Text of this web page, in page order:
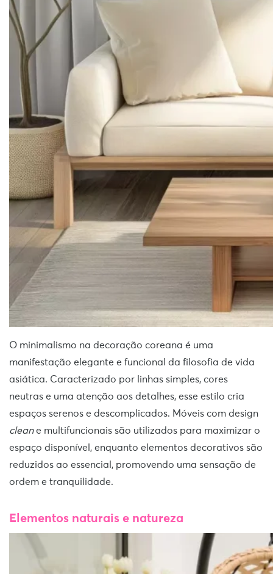
O minimalismo na decoração coreana é uma
manifestação elegante e funcional da filosofia de vida
asiática. Caracterizado por linhas simples, cores
neutras e uma atenção aos detalhes, esse estilo cria
espaços serenos e descomplicados. Móveis com design
cleane multifuncionais são utilizados para maximizar o
espaço disponível, enquanto elementos decorativos são
reduzidos ao essencial, promovendo uma sensação de
ordem e tranquilidade.
Elementos naturais e natureza